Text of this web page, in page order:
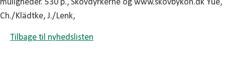
Tilbage til nyhedslisten